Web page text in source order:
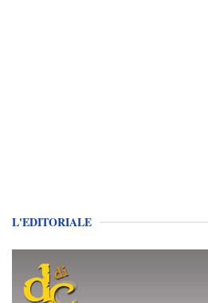
L'EDITORIALE